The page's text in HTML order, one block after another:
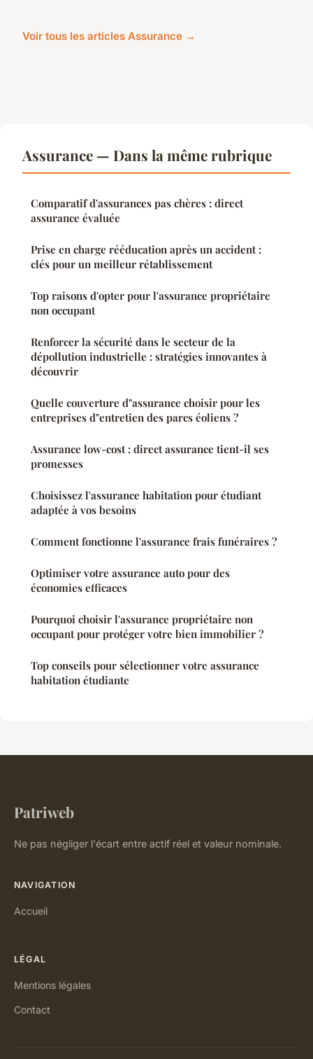
Voir tous les articles Assurance →
Assurance — Dans la même rubrique
Comparatif d'assurances pas chères : direct
assurance évaluée
Prise en charge rééducation après un accident :
clés pour un meilleur rétablissement
Top raisons d'opter pour l'assurance propriétaire
non occupant
Renforcer la sécurité dans le secteur de la
dépollution industrielle : stratégies innovantes à
découvrir
Quelle couverture d"assurance choisir pour les
entreprises d"entretien des parcs éoliens ?
Assurance low-cost : direct assurance tient-il ses
promesses
Choisissez l'assurance habitation pour étudiant
adaptée à vos besoins
Comment fonctionne l'assurance frais funéraires ?
Optimiser votre assurance auto pour des
économies efficaces
Pourquoi choisir l'assurance propriétaire non
occupant pour protéger votre bien immobilier ?
Top conseils pour sélectionner votre assurance
habitation étudiante
Patriweb
Ne pas négliger l'écart entre actif réel et valeur nominale.
NAVIGATION
Accueil
LÉGAL
Mentions légales
Contact